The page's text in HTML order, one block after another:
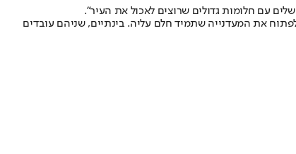
עם חלומות גדולים שרוצים לאכול את העיר".
את המעדנייה שתמיד חלם עליה. בינתיים, שניהם עובדים